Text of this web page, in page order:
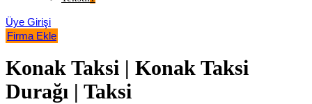
Üye Girişi
Firma Ekle
Konak Taksi | Konak Taksi
Durağı | Taksi